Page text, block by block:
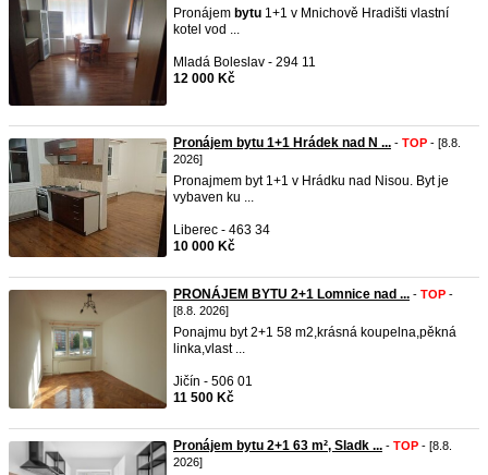
Pronájem bytu 1+1 v Mnichově Hradišti vlastní
kotel vod ...
Mladá Boleslav - 294 11
12 000 Kč
Pronájem bytu 1+1 Hrádek nad N ... - TOP - [8.8.
2026]
Pronajmem byt 1+1 v Hrádku nad Nisou. Byt je
vybaven ku ...
Liberec - 463 34
10 000 Kč
PRONÁJEM BYTU 2+1 Lomnice nad ... - TOP -
[8.8. 2026]
Ponajmu byt 2+1 58 m2,krásná koupelna,pěkná
linka,vlast ...
Jičín - 506 01
11 500 Kč
Pronájem bytu 2+1 63 m², Sladk ... - TOP - [8.8.
2026]